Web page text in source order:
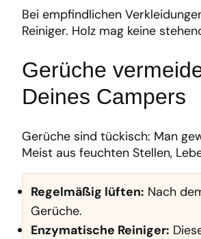
Bei empfindlichen
Reiniger. Holz mag keine
Gerüche
Deines Campers
Gerüche sind tückisch: Man
Meist aus feuchten Stellen,
Regelmäßig lüften: Nach
Gerüche.
Enzymatische Reiniger: